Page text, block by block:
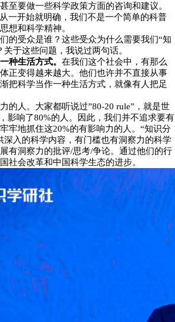
至要做一些科学政策方面的咨询和建议。
一开始就明确，我们不是一个简单的科普
想和科学精神。
的受众是谁？这些受众为什么需要我们“知
于这些问题，我说过两句话。
种生活方式。 在我们这个社会中，有那么
正变得越来越大。他们也许并不直接从事
把科学当作一种生活方式，就像有人把足
的人。大家都听说过”80-20 rule”，就是世
影响了80%的人。因此，我们并不追求要有
牢地抓住这20%的有影响力的人。“知识分
深入的科学内容，有门槛也有洞察力的科学
有洞察力的批评/思考/争论。通过他们的行
社会改革和中国科学生态的进步。